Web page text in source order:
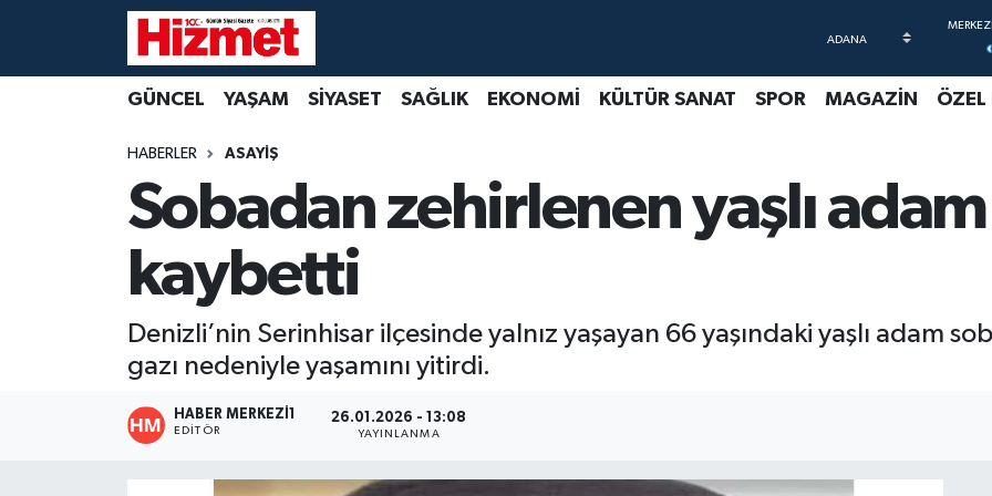
GÜNCEL YAŞAM SİYASET SAĞLIK EKONOMİ KÜLTÜR SANAT SPOR MAGAZİN ÖZEL
HABERLER ASAYİŞ
Sobadan zehirlenen yaşlı adam
kaybetti
Denizli’nin Serinhisar ilçesinde yalnız yaşayan 66 yaşındaki yaşlı adam
gazı nedeniyle yaşamını yitirdi.
HABER MERKEZI1
EDITÖR
26.01.2026 - 13:08
YAYINLANMA
SİYASET
KÜLTÜR SANAT
Denizli Nöbetçi Eczaneler
Denizli Trafik Yoğunluk Haritası
Süper Lig Puan Durumu ve Fikstür
Son Dakika Haberleri
Haber Arşivi